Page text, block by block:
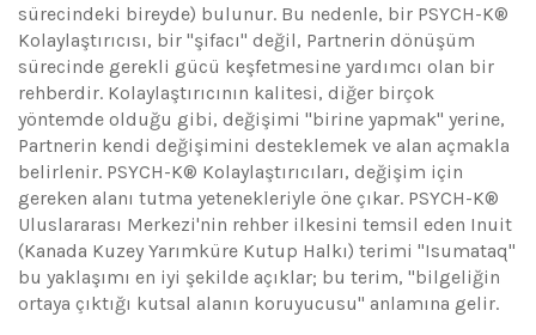
sürecindeki bireyde) bulunur. Bu nedenle, bir PSYCH-K®
Kolaylaştırıcısı, bir "şifacı" değil, Partnerin dönüşüm
sürecinde gerekli gücü keşfetmesine yardımcı olan bir
rehberdir. Kolaylaştırıcının kalitesi, diğer birçok
yöntemde olduğu gibi, değişimi "birine yapmak" yerine,
Partnerin kendi değişimini desteklemek ve alan açmakla
belirlenir. PSYCH-K® Kolaylaştırıcıları, değişim için
gereken alanı tutma yetenekleriyle öne çıkar. PSYCH-K®
Uluslararası Merkezi'nin rehber ilkesini temsil eden Inuit
(Kanada Kuzey Yarımküre Kutup Halkı) terimi "Isumataq"
bu yaklaşımı en iyi şekilde açıklar; bu terim, "bilgeliğin
ortaya çıktığı kutsal alanın koruyucusu" anlamına gelir.